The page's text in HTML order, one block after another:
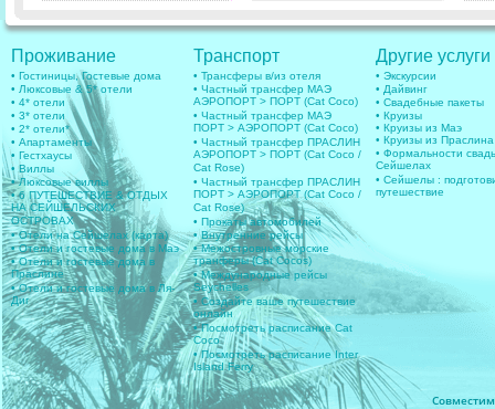
Проживание
• Гостиницы, Гостевые дома
• Люксовые & 5* отели
• 4* отели
• 3* отели
• 2* отели*
• Апартаменты
• Гестхаусы
• Виллы
• Люксовые виллы
• 6 ПУТЕШЕСТВИЕ & ОТДЫХ
НА СЕЙШЕЛЬСКИХ
ОСТРОВАХ
• Отели на Сейшелах (карта)
• Отели и гостевые дома в Маэ
• Отели и гостевые дома в
Праслине
• Отели и гостевые дома в Ля-
Диг
Транспорт
• Трансферы в/из отеля
• Частный трансфер МАЭ
АЭРОПОРТ > ПОРТ (Cat Coco)
• Частный трансфер МАЭ
ПОРТ > АЭРОПОРТ (Cat Coco)
• Частный трансфер ПРАСЛИН
АЭРОПОРТ > ПОРТ (Cat Coco /
Cat Rose)
• Частный трансфер ПРАСЛИН
ПОРТ > АЭРОПОРТ (Cat Coco /
Cat Rose)
• Прокаты автомобилей
• Внутренние рейсы
• Межостровные морские
транферы (Cat Cocos)
• Международные рейсы
Seychelles
• Создайте ваше путешествие
онлайн
• Посмотреть расписание Cat
Coco
• Посмотреть расписание Inter
Island Ferry
Другие услуги
• Экскурсии
• Дайвинг
• Свадебные пакеты
• Круизы
• Круизы из Маэ
• Круизы из Праслина
• Формальности
Сейшелах
• Сейшелы :
путешествие